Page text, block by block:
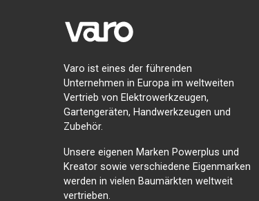
Varo ist eines der führenden
Unternehmen in Europa im weltweiten
Vertrieb von Elektrowerkzeugen,
Gartengeräten, Handwerkzeugen und
Zubehör.
Unsere eigenen Marken Powerplus und
Kreator sowie verschiedene Eigenmarken
werden in vielen Baumärkten weltweit
vertrieben.